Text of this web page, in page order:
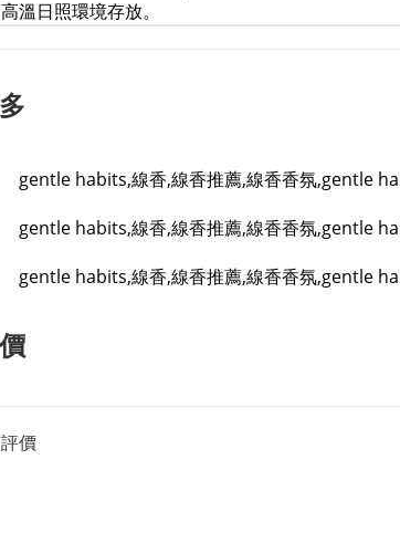
溫日照環境存放。
價